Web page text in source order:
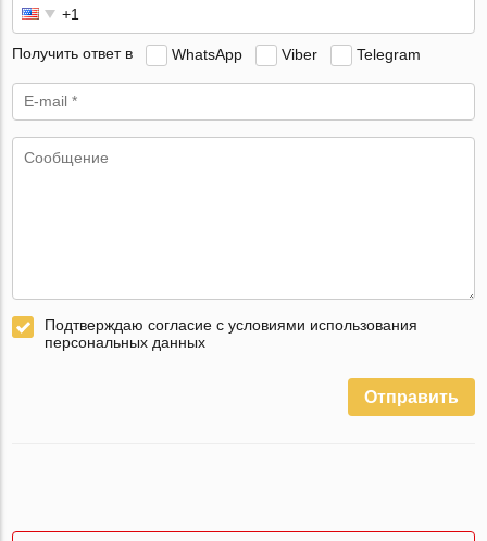
Получить ответ в WhatsApp Viber Telegram
Подтверждаю согласие с условиями использования
персональных данных
Отправить